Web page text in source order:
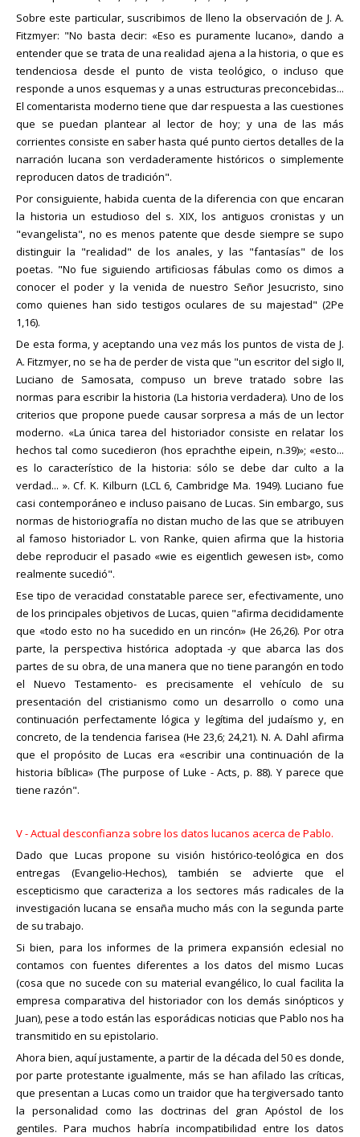
Sobre este particular, suscribimos de lleno la observación de J. A.
Fitzmyer: "No basta decir: «Eso es puramente lucano», dando a
entender que se trata de una realidad ajena a la historia, o que es
tendenciosa desde el punto de vista teológico, o incluso que
responde a unos esquemas y a unas estructuras preconcebidas...
El comentarista moderno tiene que dar respuesta a las cuestiones
que se puedan plantear al lector de hoy; y una de las más
corrientes consiste en saber hasta qué punto ciertos detalles de la
narración lucana son verdaderamente históricos o simplemente
reproducen datos de tradición".
Por consiguiente, habida cuenta de la diferencia con que encaran
la historia un estudioso del s. XIX, los antiguos cronistas y un
"evangelista", no es menos patente que desde siempre se supo
distinguir la "realidad" de los anales, y las "fantasías" de los
poetas. "No fue siguiendo artificiosas fábulas como os dimos a
conocer el poder y la venida de nuestro Señor Jesucristo, sino
como quienes han sido testigos oculares de su majestad" (2Pe
1,16).
De esta forma, y aceptando una vez más los puntos de vista de J.
A. Fitzmyer, no se ha de perder de vista que "un escritor del siglo II,
Luciano de Samosata, compuso un breve tratado sobre las
normas para escribir la historia (La historia verdadera). Uno de los
criterios que propone puede causar sorpresa a más de un lector
moderno. «La única tarea del historiador consiste en relatar los
hechos tal como sucedieron (hos eprachthe eipein, n.39)»; «esto...
es lo característico de la historia: sólo se debe dar culto a la
verdad... ». Cf. K. Kilburn (LCL 6, Cambridge Ma. 1949). Luciano fue
casi contemporáneo e incluso paisano de Lucas. Sin embargo, sus
normas de historiografía no distan mucho de las que se atribuyen
al famoso historiador L. von Ranke, quien afirma que la historia
debe reproducir el pasado «wie es eigentlich gewesen ist», como
realmente sucedió".
Ese tipo de veracidad constatable parece ser, efectivamente, uno
de los principales objetivos de Lucas, quien "afirma decididamente
que «todo esto no ha sucedido en un rincón» (He 26,26). Por otra
parte, la perspectiva histórica adoptada -y que abarca las dos
partes de su obra, de una manera que no tiene parangón en todo
el Nuevo Testamento- es precisamente el vehículo de su
presentación del cristianismo como un desarrollo o como una
continuación perfectamente lógica y legítima del judaísmo y, en
concreto, de la tendencia farisea (He 23,6; 24,21). N. A. Dahl afirma
que el propósito de Lucas era «escribir una continuación de la
historia bíblica» (The purpose of Luke - Acts, p. 88). Y parece que
tiene razón".
V - Actual desconfianza sobre los datos lucanos acerca de Pablo.
Dado que Lucas propone su visión histórico-teológica en dos
entregas (Evangelio-Hechos), también se advierte que el
escepticismo que caracteriza a los sectores más radicales de la
investigación lucana se ensaña mucho más con la segunda parte
de su trabajo.
Si bien, para los informes de la primera expansión eclesial no
contamos con fuentes diferentes a los datos del mismo Lucas
(cosa que no sucede con su material evangélico, lo cual facilita la
empresa comparativa del historiador con los demás sinópticos y
Juan), pese a todo están las esporádicas noticias que Pablo nos ha
transmitido en su epistolario.
Ahora bien, aquí justamente, a partir de la década del 50 es donde,
por parte protestante igualmente, más se han afilado las críticas,
que presentan a Lucas como un traidor que ha tergiversado tanto
la personalidad como las doctrinas del gran Apóstol de los
gentiles. Para muchos habría incompatibilidad entre los datos